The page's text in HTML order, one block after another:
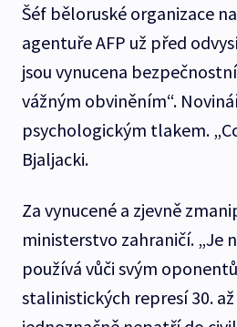
Šéf běloruské organizace
agentuře AFP už před
jsou vynucena
vážným obviněním“.
psychologickým tlakem.
Bjaljacki.
Za vynucené a zjevně
ministerstvo zahraničí. „Je
používá vůči svým
stalinistických represí 30.